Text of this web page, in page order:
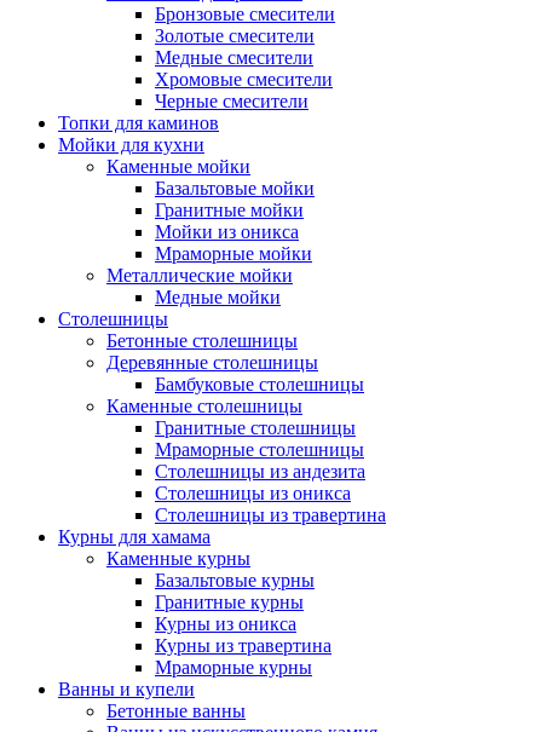
Бронзовые смесители
Золотые смесители
Медные смесители
Хромовые смесители
Черные смесители
Топки для каминов
Мойки для кухни
Каменные мойки
Базальтовые мойки
Гранитные мойки
Мойки из оникса
Мраморные мойки
Металлические мойки
Медные мойки
Столешницы
Бетонные столешницы
Деревянные столешницы
Бамбуковые столешницы
Каменные столешницы
Гранитные столешницы
Мраморные столешницы
Столешницы из андезита
Столешницы из оникса
Столешницы из травертина
Курны для хамама
Каменные курны
Базальтовые курны
Гранитные курны
Курны из оникса
Курны из травертина
Мраморные курны
Ванны и купели
Бетонные ванны